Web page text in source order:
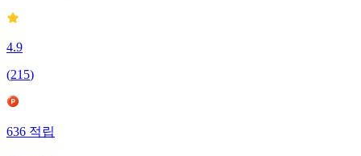
4.9
(215)
636적립